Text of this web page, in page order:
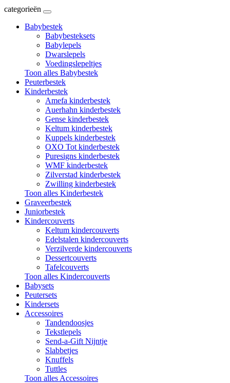
categorieën
Babybestek
Babybesteksets
Babylepels
Dwarslepels
Voedingslepeltjes
Toon alles Babybestek
Peuterbestek
Kinderbestek
Amefa kinderbestek
Auerhahn kinderbestek
Gense kinderbestek
Keltum kinderbestek
Kuppels kinderbestek
OXO Tot kinderbestek
Puresigns kinderbestek
WMF kinderbestek
Zilverstad kinderbestek
Zwilling kinderbestek
Toon alles Kinderbestek
Graveerbestek
Juniorbestek
Kindercouverts
Keltum kindercouverts
Edelstalen kindercouverts
Verzilverde kindercouverts
Dessertcouverts
Tafelcouverts
Toon alles Kindercouverts
Babysets
Peutersets
Kindersets
Accessoires
Tandendoosjes
Tekstlepels
Send-a-Gift Nijntje
Slabbetjes
Knuffels
Tuttles
Toon alles Accessoires